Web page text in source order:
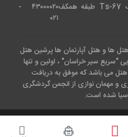
کیش - فاز 7 صدف - پلاک Ts-67 طبقه همکف
۴۳۰۰۰۰۲۰ -
۰۲۱
ها و هتل آپارتمان ها پرشین هتل
"سریع سیر خراسان" ، اولین و تنها
می باشد که موفق به دریافت
و مهمان نوازی از انجمن گردشگری
شده است.
به آژانس هواپیمایی سریع سیر.طراحی
پرشین هتل